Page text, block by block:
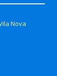
Nova